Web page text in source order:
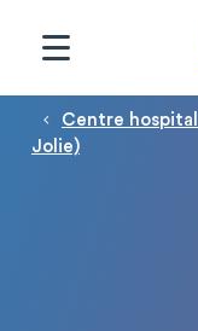
Fil d'Ariane
Centre
Jolie)
Panneau de